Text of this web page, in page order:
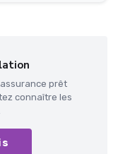
prêt
connaître les